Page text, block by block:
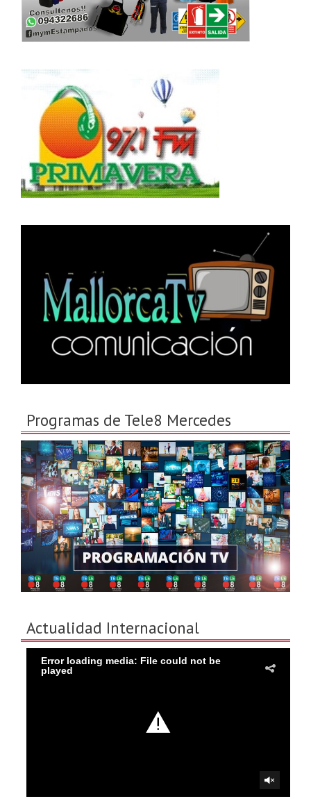
Programas de Tele8 Mercedes
Actualidad Internacional